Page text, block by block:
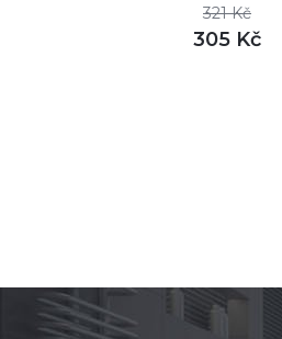
321 Kč
305 Kč